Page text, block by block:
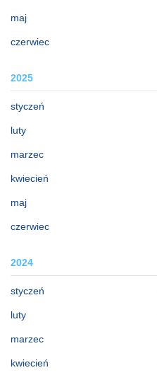
maj
czerwiec
2025
styczeń
luty
marzec
kwiecień
maj
czerwiec
2024
styczeń
luty
marzec
kwiecień